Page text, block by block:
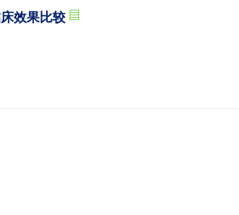
效果比较